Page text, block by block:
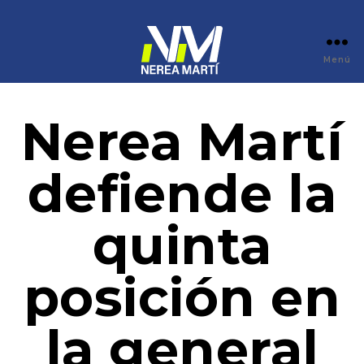
Menú
Nerea Martí
defiende la
quinta
posición en
la general